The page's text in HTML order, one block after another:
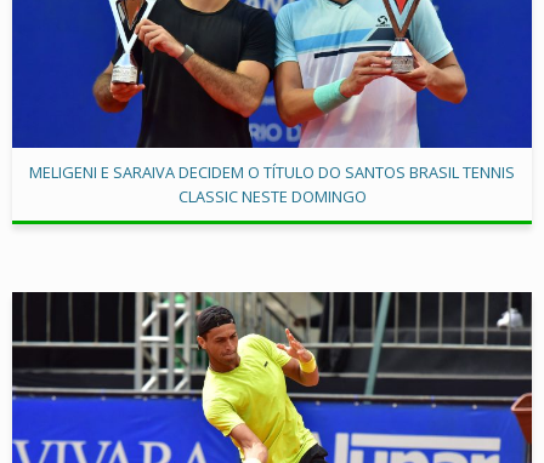
MELIGENI E SARAIVA DECIDEM O TÍTULO DO SANTOS BRASIL TENNIS
CLASSIC NESTE DOMINGO